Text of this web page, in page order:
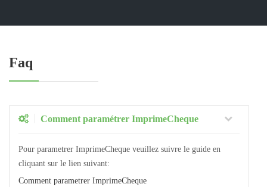
Faq
Comment paramétrer ImprimeCheque
Pour parametrer ImprimeCheque veuillez suivre le guide en
cliquant sur le lien suivant:
Comment parametrer ImprimeCheque